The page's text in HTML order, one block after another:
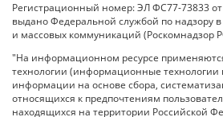
Регистрационный номер: ЭЛ ФС77-73833 от
выдано Федеральной службой по надзору
и массовых коммуникаций (Роскомнадзор
"На информационном ресурсе
технологии (информационные технологии
информации на основе сбора,
относящихся к предпочтениям
находящихся на территории Российской